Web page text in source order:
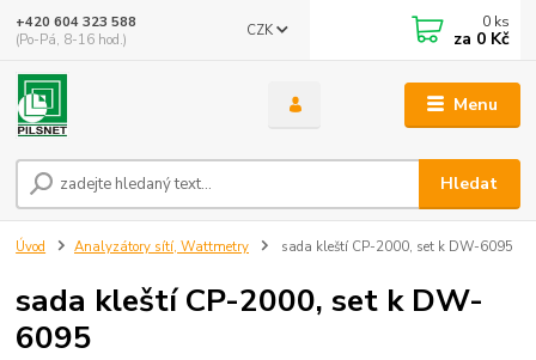
Menu
CZK
Hledat
+420 604 323 588
(Po-Pá, 8-16 hod.)
0 ks
za 0 Kč
Úvod Analyzátory sítí, Wattmetry sada kleští CP-2000, set k DW-6095
sada kleští CP-2000, set k DW-
6095